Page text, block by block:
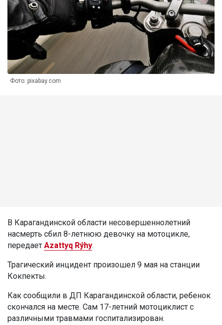
Фото: pixabay.com
В Карагандинской области несовершеннолетний
насмерть сбил 8-летнюю девочку на мотоцикле,
передает Azattyq Rýhy.
Трагический инцидент произошел 9 мая на станции
Кокпекты.
Как сообщили в ДП Карагандинской области, ребенок
скончался на месте. Сам 17-летний мотоциклист с
различными травмами госпитализирован.